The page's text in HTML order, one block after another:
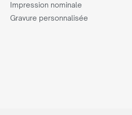
Impression nominale
Gravure personnalisée